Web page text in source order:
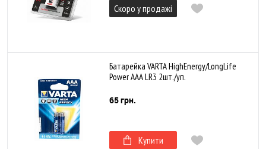
Скоро у продажі
Батарейка VARTA HighEnergy/LongLife
Power AAA LR3 2шт./уп.
65 грн.
Купити